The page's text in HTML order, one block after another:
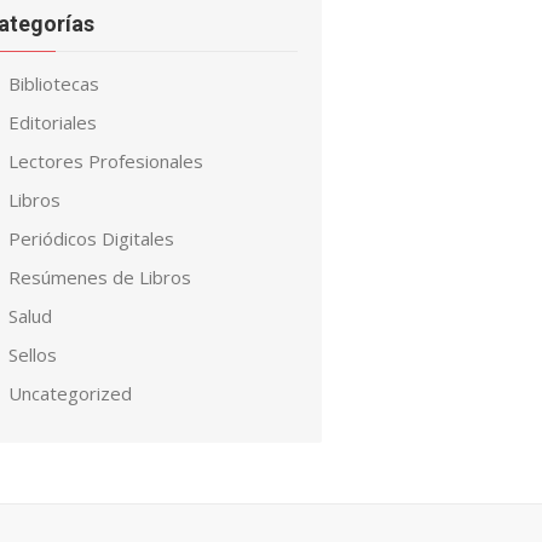
Bibliotecas
Editoriales
Lectores Profesionales
Libros
Periódicos Digitales
Resúmenes de Libros
Salud
Sellos
Uncategorized